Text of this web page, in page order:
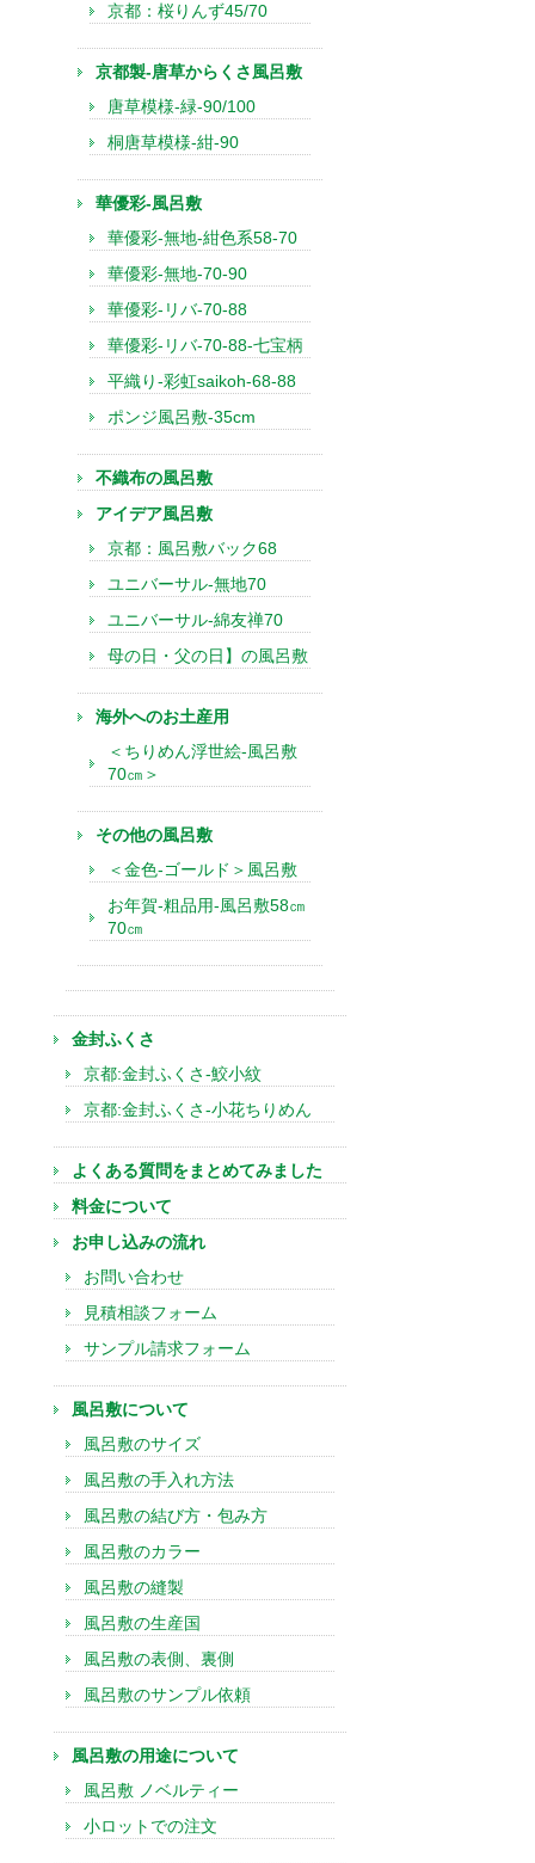
京都：桜りんず45/70
京都製-唐草からくさ風呂敷
唐草模様-緑-90/100
桐唐草模様-紺-90
華優彩-風呂敷
華優彩-無地-紺色系58-70
華優彩-無地-70-90
華優彩-リバ-70-88
華優彩-リバ-70-88-七宝柄
平織り-彩虹saikoh-68-88
ポンジ風呂敷-35cm
不織布の風呂敷
アイデア風呂敷
京都：風呂敷バック68
ユニバーサル-無地70
ユニバーサル-綿友禅70
母の日・父の日】の風呂敷
海外へのお土産用
＜ちりめん浮世絵-風呂敷
70㎝＞
その他の風呂敷
＜金色-ゴールド＞風呂敷
お年賀-粗品用-風呂敷58㎝
70㎝
金封ふくさ
京都:金封ふくさ-鮫小紋
京都:金封ふくさ-小花ちりめん
よくある質問をまとめてみました
料金について
お申し込みの流れ
お問い合わせ
見積相談フォーム
サンプル請求フォーム
風呂敷について
風呂敷のサイズ
風呂敷の手入れ方法
風呂敷の結び方・包み方
風呂敷のカラー
風呂敷の縫製
風呂敷の生産国
風呂敷の表側、裏側
風呂敷のサンプル依頼
風呂敷の用途について
風呂敷 ノベルティー
小ロットでの注文